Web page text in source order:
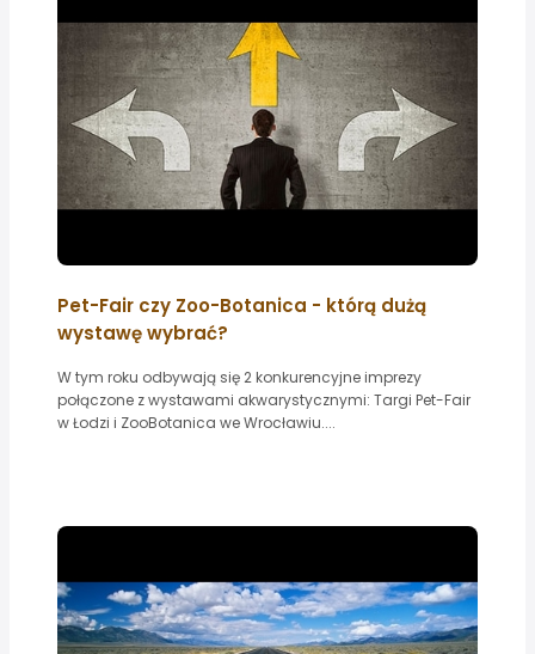
Pet-Fair czy Zoo-Botanica - którą dużą
wystawę wybrać?
W tym roku odbywają się 2 konkurencyjne imprezy
połączone z wystawami akwarystycznymi: Targi Pet-Fair
w Łodzi i ZooBotanica we Wrocławiu....